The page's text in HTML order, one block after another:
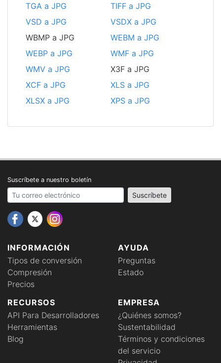
TGA a JPG
TIFF a JPG
VSD a JPG
VSDX a JPG
WBMP a JPG
WEBM a JPG
WEBP a JPG
WMF a JPG
WMV a JPG
X3F a JPG
XCF a JPG
XLS a JPG
XLSX a JPG
XPS a JPG
INFORMACIÓN
Tipos de conversión
Compresión
Precios
AYUDA
Preguntas
Estado
RECURSOS
API Para Desarrolladores
Herramientas
Blog
EMPRESA
¿Quiénes somos?
Sustentabilidad
Términos y condiciones
del servicio
Suscríbete a nuestro boletín
Your email address Suscríbete